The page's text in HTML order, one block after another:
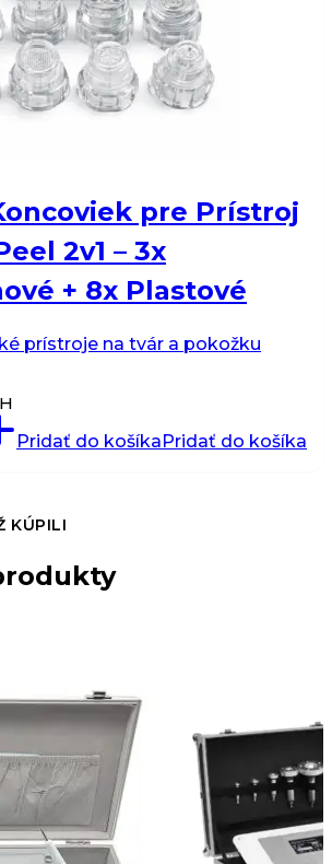
pre Prístroj
2v1 – 3x
+ 8x Plastové
prístroje na tvár a pokožku
Pridať do košíka Pridať do košíka
KÚPILI